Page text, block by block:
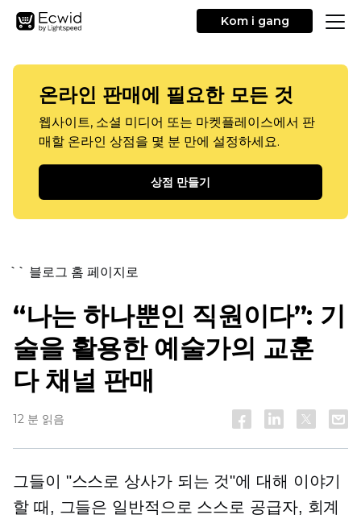
Kom i gang
온라인 판매에 필요한 모든 것
웹사이트, 소셜 미디어 또는 마켓플레이스에서 판
매할 온라인 상점을 몇 분 만에 설정하세요.
상점 만들기
`` 블로그 홈 페이지로
“나는 하나뿐인 직원이다”: 기
술을 활용한 예술가의 교훈
다 채널 판매
12 분 읽음
그들이 "스스로 상사가 되는 것"에 대해 이야기
할 때, 그들은 일반적으로 스스로 공급자, 회계